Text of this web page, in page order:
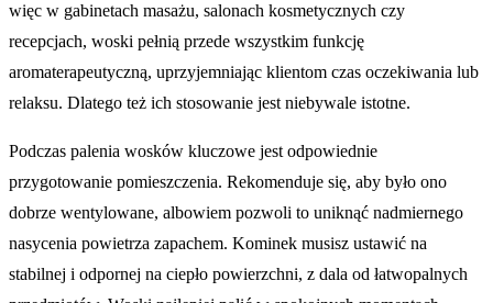
więc w gabinetach masażu, salonach kosmetycznych czy
recepcjach, woski pełnią przede wszystkim funkcję
aromaterapeutyczną, uprzyjemniając klientom czas oczekiwania lub
relaksu. Dlatego też ich stosowanie jest niebywale istotne.
Podczas palenia wosków kluczowe jest odpowiednie
przygotowanie pomieszczenia. Rekomenduje się, aby było ono
dobrze wentylowane, albowiem pozwoli to uniknąć nadmiernego
nasycenia powietrza zapachem. Kominek musisz ustawić na
stabilnej i odpornej na ciepło powierzchni, z dala od łatwopalnych